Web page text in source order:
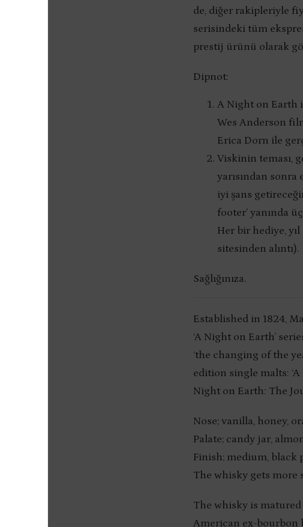
de, diğer rakipleriyle
serisindeki tüm
prestij ürünü olarak
Dipnot:
A Night on Earth
Wes Anderson
Erica Dorn ile
Viskinin teması,
yarısından
iyi şans
footer’ yanında
Her bir hediye,
sitesinden alıntı).
Sağlığınıza.
Established in 1824,
‘A Night on Earth’
‘the changing of the
edition single malts: ‘A
Night on Earth: The
Nose; vanilla, honey,
Palate; candy jar,
Finish; medium, black
The whisky gets more
The whisky is
American ex-bourbon